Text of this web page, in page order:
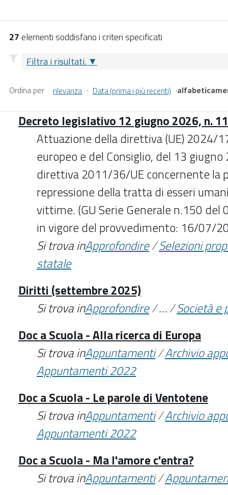
27elementi soddisfano i criteri specificati
Filtra i risultati.
Ordina per rilevanza · Data (prima i più recenti) ·
Decreto legislativo 12 giugno 2026, n.
Attuazione della direttiva (UE) 2024/
europeo e del Consiglio, del 13
direttiva 2011/36/UE concernente la
repressione della tratta di esseri
vittime. (GU Serie Generale n.150
in vigore del provvedimento: 16/07/
Si trova inApprofondire/Selezioni
statale
Diritti (settembre 2025)
Si trova inApprofondire/…/Società e
Doc a Scuola - Alla ricerca di Europa
Si trova inAppuntamenti/Archivio
Appuntamenti 2022
Doc a Scuola - Le parole di Ventotene
Si trova inAppuntamenti/Archivio
Appuntamenti 2022
Doc a Scuola - Ma l'amore c'entra?
Si trova inAppuntamenti/